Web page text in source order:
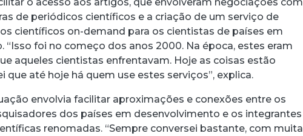
de periódicos científicos e a criação de um serviço de
científicos on-demand para os cientistas de países em
“Isso foi no começo dos anos 2000. Na época, estes eram
aqueles cientistas enfrentavam. Hoje as coisas estão
que até hoje há quem use estes serviços”, explica.
envolvia facilitar aproximações e conexões entre os
dos países em desenvolvimento e os integrantes
renomadas. “Sempre conversei bastante, com muita